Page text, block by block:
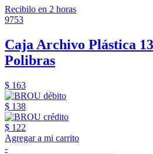
Recibilo en 2 horas
9753
Caja Archivo Plástica
Polibras
$ 163
$ 138
$ 122
Agregar a mi carrito
-